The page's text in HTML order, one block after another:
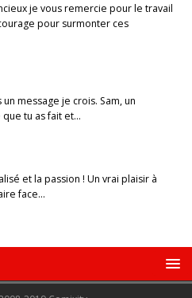
je vous remercie pour le travail
pour surmonter ces
message je crois. Sam, un
que tu as fait et…
et la passion ! Un vrai plaisir à
face…